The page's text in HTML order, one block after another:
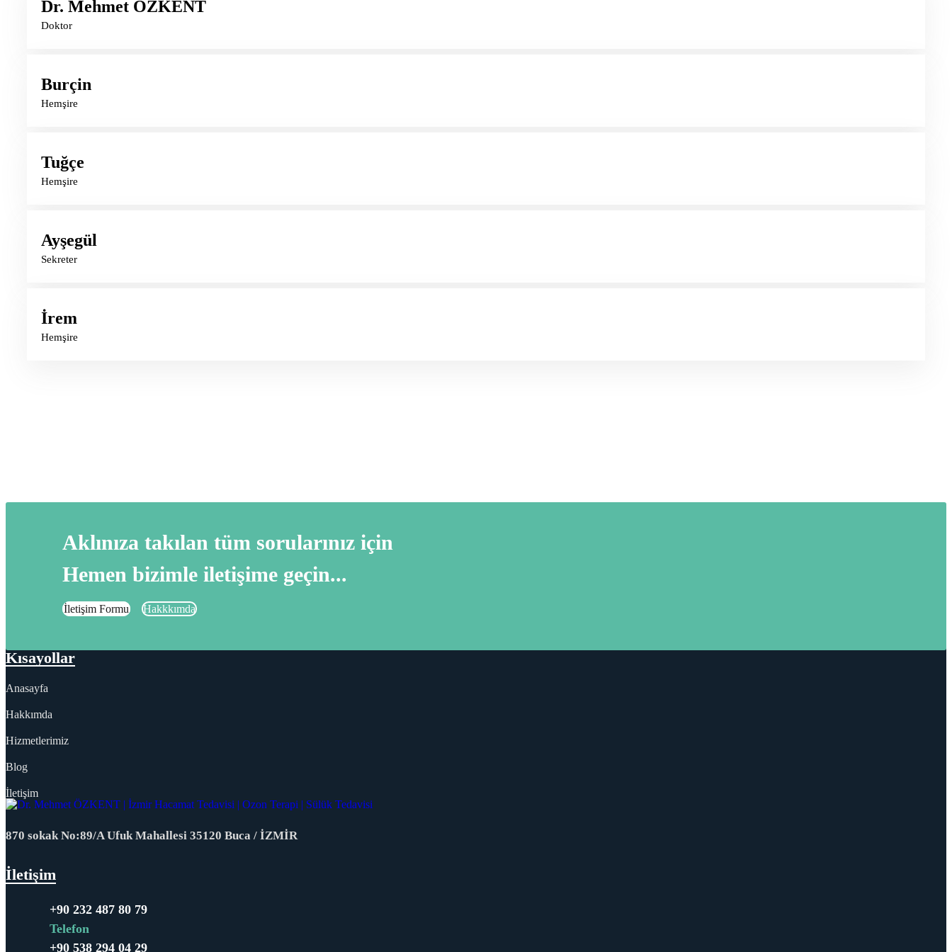
Dr. Mehmet ÖZKENT
Doktor
Burçin
Hemşire
Tuğçe
Hemşire
Ayşegül
Sekreter
İrem
Hemşire
Aklınıza takılan tüm sorularınız için
Hemen bizimle iletişime geçin...
İletişim Formu Hakkkımda
Kısayollar
Anasayfa
Hakkımda
Hizmetlerimiz
Blog
İletişim
870 sokak No:89/A Ufuk Mahallesi 35120 Buca / İZMİR
İletişim
+90 232 487 80 79
Telefon
+90 538 294 04 29